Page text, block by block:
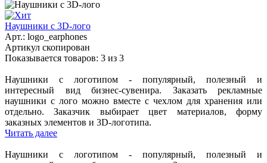
Наушники с 3D-лого
Арт.: logo_earphones
Артикул скопирован
Показывается товаров: 3 из 3
Наушники с логотипом - популярный, полезный и
интересный вид бизнес-сувенира. Заказать рекламные
наушники с лого можно вместе с чехлом для хранения или
отдельно. Заказчик выбирает цвет материалов, форму
заказных элементов и 3D-логотипа.
Читать далее
Наушники с логотипом - популярный, полезный и